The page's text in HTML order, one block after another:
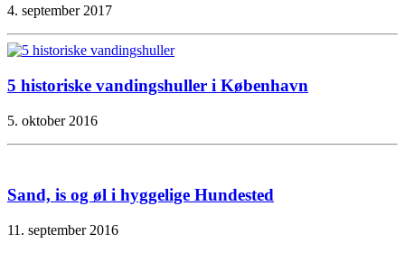
4. september 2017
5 historiske vandingshuller i København
5. oktober 2016
Sand, is og øl i hyggelige Hundested
11. september 2016